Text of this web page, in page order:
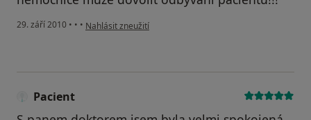
29. září 2010 • • • podle názoru uživatele Váš účet byl odstraněn
Nahlásit zneužití
Pacient